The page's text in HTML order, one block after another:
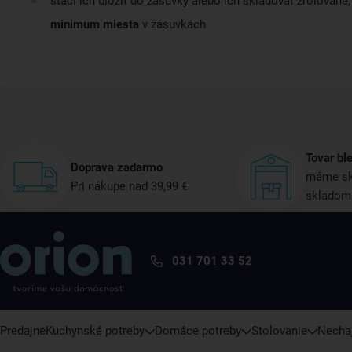
minimum miesta v zásuvkách
Doprava zadarmo
Pri nákupe nad 39,99 €
Tovar
máme
skladom
031 701 33 52
PredajneKuchynské potreby Domáce potreby Stolovanie